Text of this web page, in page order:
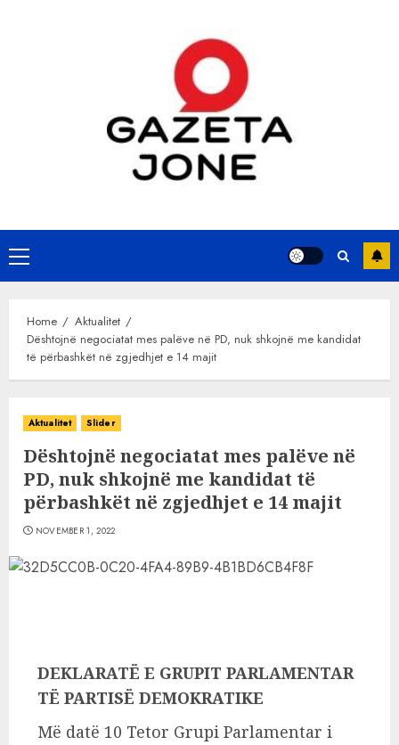
Primary
Menu
Home
Aktualitet
Dështojnë negociatat mes palëve në PD, nuk shkojnë me kandidat
të përbashkët në zgjedhjet e 14 majit
Aktualitet Slider
Dështojnë negociatat mes palëve në
PD, nuk shkojnë me kandidat të
përbashkët në zgjedhjet e 14 majit
NOVEMBER 1, 2022
DEKLARATË E GRUPIT PARLAMENTAR
TË PARTISË DEMOKRATIKE
Më datë 10 Tetor Grupi Parlamentar i